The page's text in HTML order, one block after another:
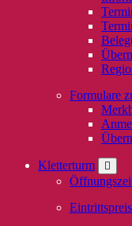
Formulare
Kletterturm